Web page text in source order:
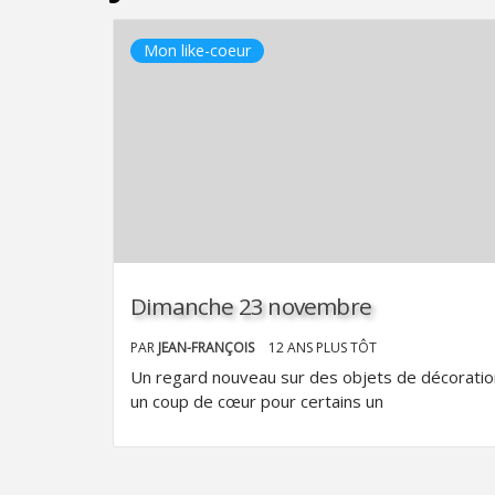
Mon like-coeur
Dimanche 23 novembre
PAR JEAN-FRANÇOIS 12 ANS PLUS TÔT
Un regard nouveau sur des objets de
un coup de cœur pour certains un